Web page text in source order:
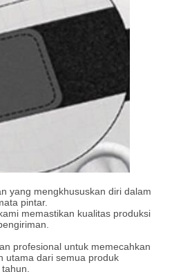
yang mengkhususkan diri dalam
pintar.
memastikan kualitas produksi
profesional untuk memecahkan
utama dari semua produk